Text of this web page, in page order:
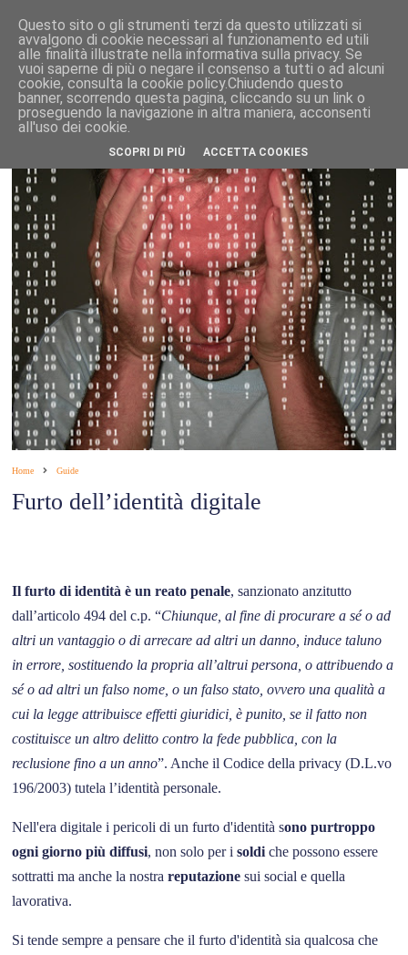
Home Guide
Furto dell’identità digitale
Il furto di identità è un reato penale, sanzionato anzitutto
dall’articolo 494 del c.p. “Chiunque, al fine di procurare a sé o ad
altri un vantaggio o di arrecare ad altri un danno, induce taluno
in errore, sostituendo la propria all’altrui persona, o attribuendo a
sé o ad altri un falso nome, o un falso stato, ovvero una qualità a
cui la legge attribuisce effetti giuridici, è punito, se il fatto non
costituisce un altro delitto contro la fede pubblica, con la
reclusione fino a un anno”. Anche il Codice della privacy (D.L.vo
196/2003) tutela l’identità personale.
Nell'era digitale i pericoli di un furto d'identità sono purtroppo
ogni giorno più diffusi, non solo per isoldiche possono essere
sottratti ma anche la nostrareputazionesui social e quella
lavorativa.
Si tende sempre a pensare che il furto d'identità sia qualcosa che
Questo sito o gli strumenti terzi da questo utilizzati si
avvalgono di cookie necessari al funzionamento ed utili
alle finalità illustrate nella informativa sulla privacy. Se
vuoi saperne di più o negare il consenso a tutti o ad alcuni
cookie, consulta la cookie policy.Chiudendo questo
banner, scorrendo questa pagina, cliccando su un link o
proseguendo la navigazione in altra maniera, acconsenti
all'uso dei cookie.
SCOPRI DI PIÙ ACCETTA COOKIES